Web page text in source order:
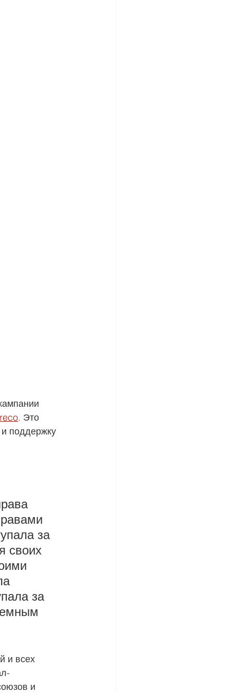
. Это
поддержку
за
своих
за
и всех
и